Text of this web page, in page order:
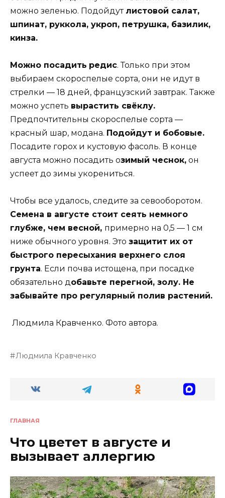
можно зеленью. Подойдут листовой салат,
шпинат, руккола, укроп, петрушка, базилик,
кинза.
Можно посадить редис. Только при этом
выбираем скороспелые сорта, они не идут в
стрелки — 18 дней, французский завтрак. Также
можно успеть вырастить свёклу.
Предпочтительны скороспелые сорта —
красный шар, модана. Подойдут и бобовые.
Посадите горох и кустовую фасоль. В конце
августа можно посадить озимый чеснок, он
успеет до зимы укорениться.
Чтобы все удалось, следите за севооборотом.
Семена в августе стоит сеять немного
глубже, чем весной, примерно на 0,5 — 1 см
ниже обычного уровня. Это защитит их от
быстрого пересыхания верхнего слоя
грунта. Если почва истощена, при посадке
обязательно добавьте перегной, золу. Не
забывайте про регулярный полив растений.
Людмила Кравченко. Фото автора.
Людмила Кравченко
ГЛАВНАЯ
Что цветет в августе и
вызывает аллергию